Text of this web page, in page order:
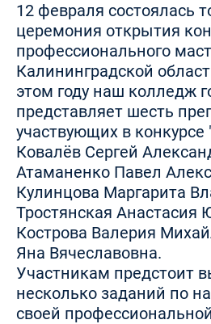
12 февраля состоялась
церемония открытия
профессионального
Калининградской
этом году наш колледж
представляет шесть
участвующих в конкурсе
Ковалёв Сергей
Атаманенко Павел
Кулинцова Маргарита
Тростянская Анастасия
Кострова Валерия
Яна Вячеславовна.
Участникам предстоит
несколько заданий по
своей